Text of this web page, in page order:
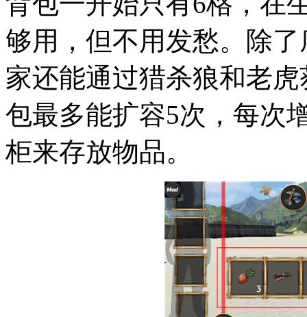
够用，但不用发愁。除
家还能通过猎杀狼和老
包最多能扩容5次，每次
柜来存放物品。